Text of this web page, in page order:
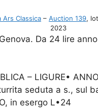
Ars Classica – Auction 139,
2023
Da 24 lire
– LIGURE•
seduta a s., sul
in esergo L•24